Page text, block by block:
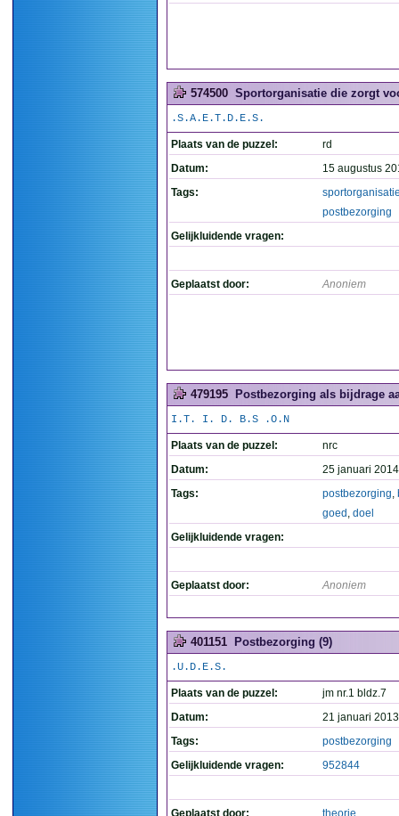
574500 Sportorganisatie die zorgt
.S.A.E.T.D.E.S.
Plaats van de puzzel:
rd
Datum:
15 augustus
Tags:
postbezorging
Gelijkluidende vragen:
Geplaatst door: Anoniem
479195 Postbezorging als bijdrage
I.T. I. D. B.S .O.N
Plaats van de puzzel:
nrc
Datum:
25 januari
Tags:
postbezorging,
goed , doel
Gelijkluidende vragen:
Geplaatst door: Anoniem
401151 Postbezorging (9)
.U.D.E.S.
Plaats van de puzzel:
jm nr.1 bldz.7
Datum:
21 januari
Tags:
postbezorging
Gelijkluidende vragen:
952844
Geplaatst door: theorie